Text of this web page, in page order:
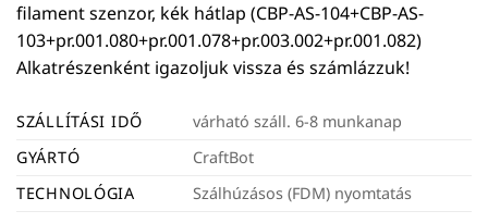
filament szenzor, kék hátlap (CBP-AS-104+CBP-AS-
103+pr.001.080+pr.001.078+pr.003.002+pr.001.082)
Alkatrészenként igazoljuk vissza és számlázzuk!
SZÁLLÍTÁSI IDŐ
várható száll. 6-8 munkanap
GYÁRTÓ
CraftBot
TECHNOLÓGIA
Szálhúzásos (FDM) nyomtatás